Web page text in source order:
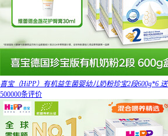
喜宝（HiPP）有机益生菌婴幼儿奶粉珍宝2段600g*6
500000条评价